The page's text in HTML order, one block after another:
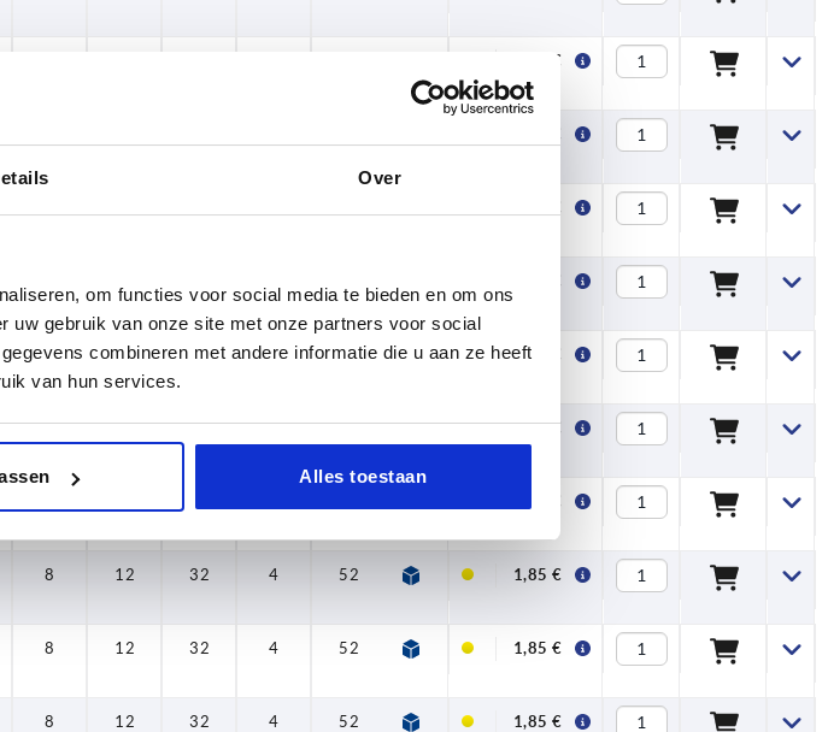
Over
om functies voor social media te bieden en om ons
uw gebruik van onze site met onze partners voor social
combineren met andere informatie die u aan ze heeft
van hun services.
Alles toestaan
1,80 €
1,80 €
1,80 €
1,80 €
8 12 32 4 42 4,5 1,80 €
8 12 32 4 52 4,5 1,85 €
1,85 €
8 12 32 4 52 4,5 1,85 €
8 12 32 4 52 4,5 1,85 €
8 12 32 4 52 4,5 1,85 €